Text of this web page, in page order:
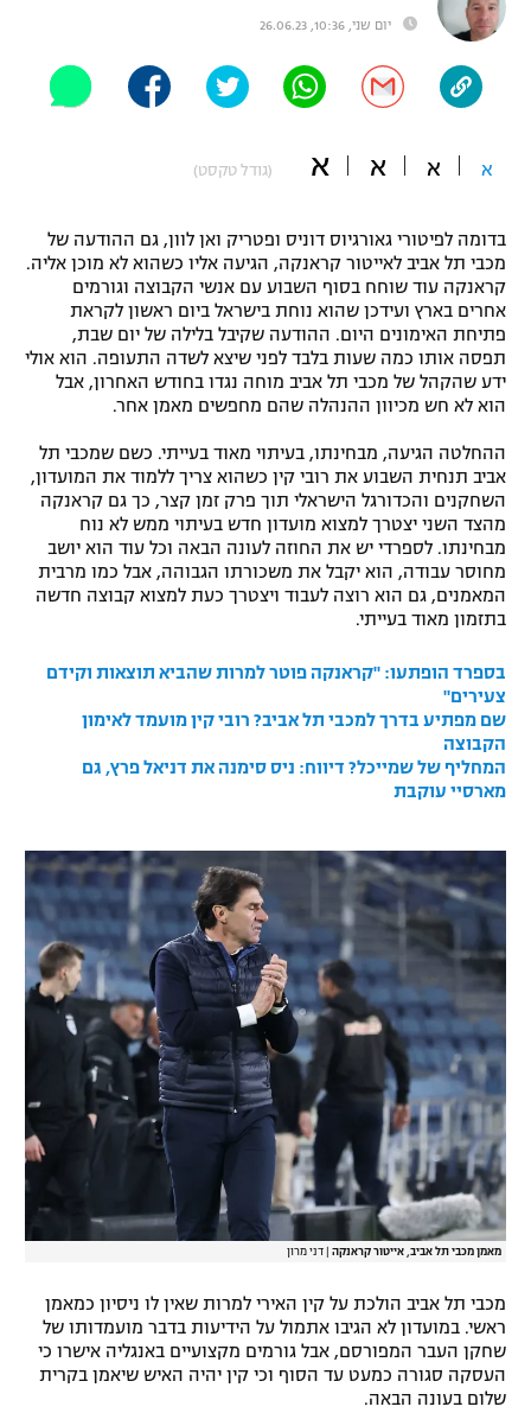
"מחצית בשכונה" – פודקאסט
משתתפים וזוכים בפרסים
תקנון משתתפים וזוכים בפרסים
תקנון עבור פעילות אלקטרה
תקנון עבור פעילות ספורט 1 – "מרלן"
גיימינג E-Sports
תנאי שימוש
תקנון פעילות ספורט 1
רשיון להקרנה פומבית לבית עסק
הצטרפות לחבילת הערוצים
לוח דרושים – ג'ובנט
תגיות
המגזין
ספורט מוטורי
כדורמים
ספורט אתגרי ואקסטרים
אומנויות לחימה
גיימינג E-Sports
יום שני, 10:36, 26.06.23
א א א א (גודל טקסט)
בדומה לפיטורי גאורגיוס דוניס ופטריק ואן לוון, גם ההודעה של
מכבי תל אביב לאייטור קראנקה, הגיעה אליו כשהוא לא מוכן אליה.
קראנקה עוד שוחח בסוף השבוע עם אנשי הקבוצה וגורמים
אחרים בארץ ועידכן שהוא נוחת בישראל ביום ראשון לקראת
פתיחת האימונים היום. ההודעה שקיבל בלילה של יום שבת,
תפסה אותו כמה שעות בלבד לפני שיצא לשדה התעופה. הוא אולי
ידע שהקהל של מכבי תל אביב מוחה נגדו בחודש האחרון, אבל
הוא לא חש מכיוון ההנהלה שהם מחפשים מאמן אחר.
ההחלטה הגיעה, מבחינתו, בעיתוי מאוד בעייתי. כשם שמכבי תל
אביב תנחית השבוע את רובי קין כשהוא צריך ללמוד את המועדון,
השחקנים והכדורגל הישראלי תוך פרק זמן קצר, כך גם קראנקה
מהצד השני יצטרך למצוא מועדון חדש בעיתוי ממש לא נוח
מבחינתו. לספרדי יש את החוזה לעונה הבאה וכל עוד הוא יושב
מחוסר עבודה, הוא יקבל את משכורתו הגבוהה, אבל כמו מרבית
המאמנים, גם הוא רוצה לעבוד ויצטרך כעת למצוא קבוצה חדשה
בתזמון מאוד בעייתי.
בספרד הופתעו: "קראנקה פוטר למרות שהביא תוצאות וקידם
צעירים"
שם מפתיע בדרך למכבי תל אביב? רובי קין מועמד לאימון
הקבוצה
המחליף של שמייכל? דיווח: ניס סימנה את דניאל פרץ, גם
מארסיי עוקבת
מאמן מכבי תל אביב, אייטור קראנקה דני מרון
מכבי תל אביב הולכת על קין האירי למרות שאין לו ניסיון כמאמן
ראשי. במועדון לא הגיבו אתמול על הידיעות בדבר מועמדותו של
שחקן העבר המפורסם, אבל גורמים מקצועיים באנגליה אישרו כי
העסקה סגורה כמעט עד הסוף וכי קין יהיה האיש שיאמן בקרית
שלום בעונה הבאה.